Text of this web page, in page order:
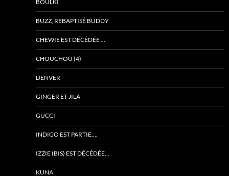
BOULKI
BUZZ, REBAPTISÉ BUDDY
CHEWIE EST DÉCÉDÉE …
CHOUCHOU (4)
DENVER
GINGER ET JILA
GUCCI
INDIGO EST PARTIE….
IZZIE (BIS) EST DÉCÉDÉE…
KUNA